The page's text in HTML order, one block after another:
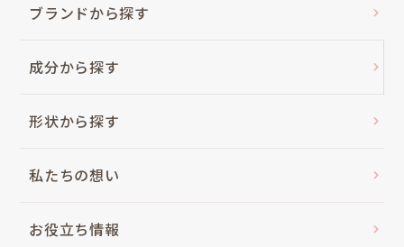
ブランドから探す
成分から探す
形状から探す
私たちの想い
お役立ち情報